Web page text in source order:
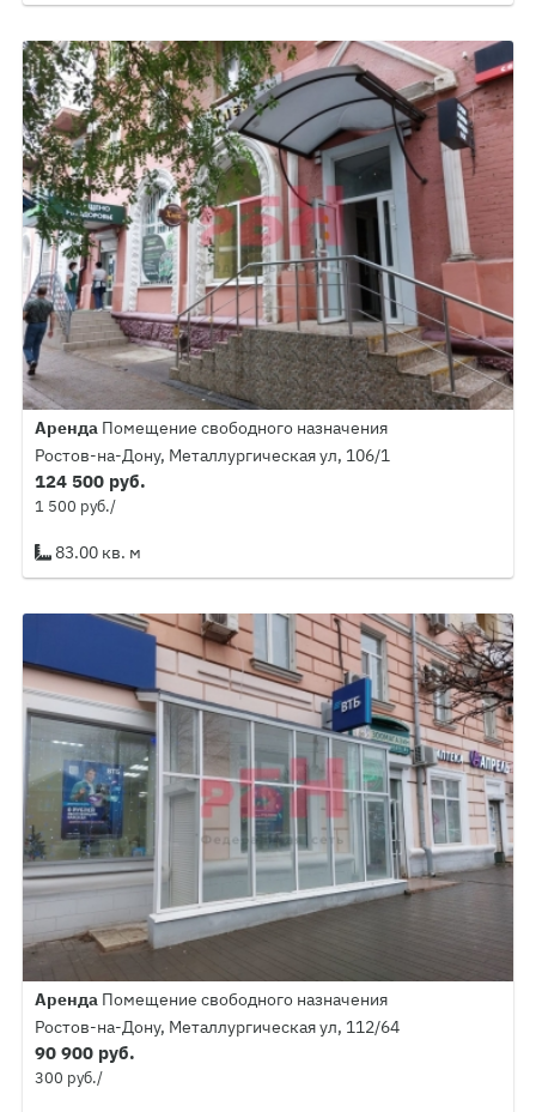
Аренда Помещение свободного назначения
Ростов-на-Дону, Металлургическая ул, 106/1
124 500 руб.
1 500 руб./
83.00 кв. м
Аренда Помещение свободного назначения
Ростов-на-Дону, Металлургическая ул, 112/64
90 900 руб.
300 руб./